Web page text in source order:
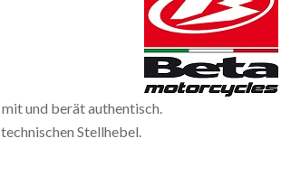
und berät authentisch.
Stellhebel.